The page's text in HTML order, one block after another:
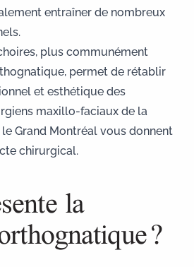
entraîner de nombreux
plus communément
permet de rétablir
et esthétique des
maxillo-faciaux de la
Grand Montréal vous donnent
chirurgical.
la ?